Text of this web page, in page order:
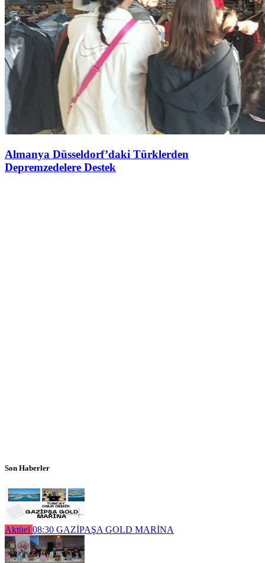
Almanya Düsseldorf’daki Türklerden
Depremzedelere Destek
Son Haberler
Aktüel 08:30 GAZİPAŞA GOLD MARİNA